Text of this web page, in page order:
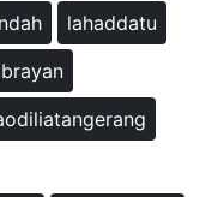
lahaddatu